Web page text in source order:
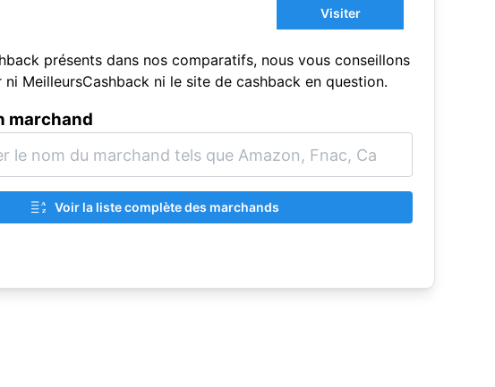
Visiter
présents dans nos comparatifs, nous vous conseillons
MeilleursCashback ni le site de cashback en question.
marchand
A
Z
Voir la liste complète des marchands